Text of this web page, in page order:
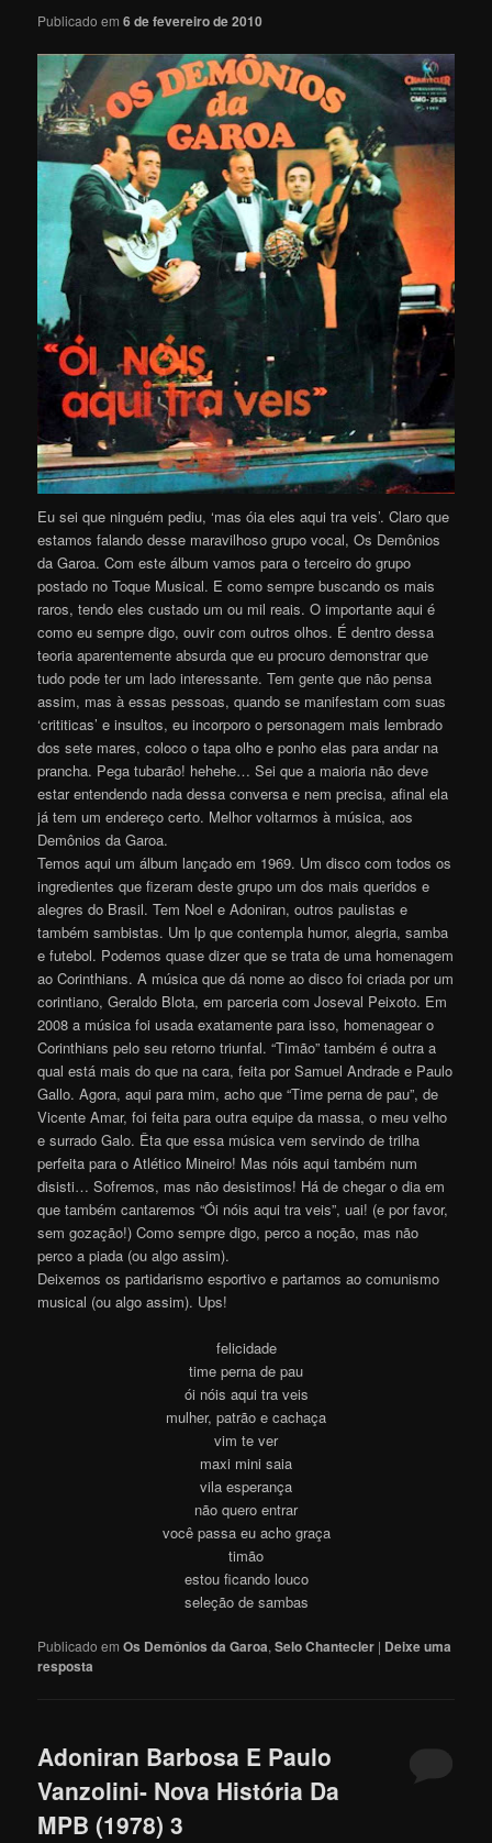
Publicado em6 de fevereiro de 2010
Eu sei que ninguém pediu, ‘mas óia eles aqui tra veis’. Claro que
estamos falando desse maravilhoso grupo vocal, Os Demônios
da Garoa. Com este álbum vamos para o terceiro do grupo
postado no Toque Musical. E como sempre buscando os mais
raros, tendo eles custado um ou mil reais. O importante aqui é
como eu sempre digo, ouvir com outros olhos. É dentro dessa
teoria aparentemente absurda que eu procuro demonstrar que
tudo pode ter um lado interessante. Tem gente que não pensa
assim, mas à essas pessoas, quando se manifestam com suas
‘crititicas’ e insultos, eu incorporo o personagem mais lembrado
dos sete mares, coloco o tapa olho e ponho elas para andar na
prancha. Pega tubarão! hehehe… Sei que a maioria não deve
estar entendendo nada dessa conversa e nem precisa, afinal ela
já tem um endereço certo. Melhor voltarmos à música, aos
Demônios da Garoa.
Temos aqui um álbum lançado em 1969. Um disco com todos os
ingredientes que fizeram deste grupo um dos mais queridos e
alegres do Brasil. Tem Noel e Adoniran, outros paulistas e
também sambistas. Um lp que contempla humor, alegria, samba
e futebol. Podemos quase dizer que se trata de uma homenagem
ao Corinthians. A música que dá nome ao disco foi criada por um
corintiano, Geraldo Blota, em parceria com Joseval Peixoto. Em
2008 a música foi usada exatamente para isso, homenagear o
Corinthians pelo seu retorno triunfal. “Timão” também é outra a
qual está mais do que na cara, feita por Samuel Andrade e Paulo
Gallo. Agora, aqui para mim, acho que “Time perna de pau”, de
Vicente Amar, foi feita para outra equipe da massa, o meu velho
e surrado Galo. Êta que essa música vem servindo de trilha
perfeita para o Atlético Mineiro! Mas nóis aqui também num
disisti… Sofremos, mas não desistimos! Há de chegar o dia em
que também cantaremos “Ói nóis aqui tra veis”, uai! (e por favor,
sem gozação!) Como sempre digo, perco a noção, mas não
perco a piada (ou algo assim).
Deixemos os partidarismo esportivo e partamos ao comunismo
musical (ou algo assim). Ups!
felicidade
time perna de pau
ói nóis aqui tra veis
mulher, patrão e cachaça
vim te ver
maxi mini saia
vila esperança
não quero entrar
você passa eu acho graça
timão
estou ficando louco
seleção de sambas
Publicado em Os Demônios da Garoa,Selo Chantecler | Deixe uma
resposta
Adoniran Barbosa E Paulo
Vanzolini- Nova História Da
MPB (1978) 3